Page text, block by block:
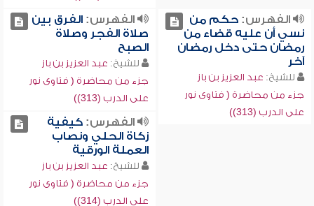
الفهرس:حكم من
نسي أن عليه قضاء من
رمضان حتى دخل رمضان
آخر
للشيخ: عبد العزيز بن باز
جزء من محاضرة ( فتاوى نور
على الدرب (313))
الفهرس:الفرق بين
صلاة الفجر وصلاة
الصبح
للشيخ: عبد العزيز بن باز
جزء من محاضرة ( فتاوى نور
على الدرب (313))
الفهرس:كيفية
زكاة الحلي ونصاب
العملة الورقية
للشيخ: عبد العزيز بن باز
جزء من محاضرة ( فتاوى نور
على الدرب (314))